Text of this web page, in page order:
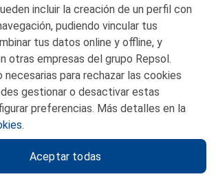
CONTACTO
MAPA WEB
POLITICA DE PRIVACIDAD
POLITICA DE COOKIES
incluir la creación de un perfil con
pudiendo vincular tus
tus datos online y offline, y
otras empresas del grupo Repsol.
necesarias para rechazar las cookies
gestionar o desactivar estas
preferencias. Más detalles en la
Aceptar todas